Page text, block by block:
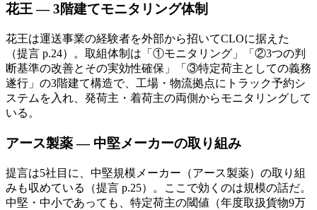
花王 — 3階建てモニタリング体制
花王は運送事業の経験者を外部から招いてCLOに据えた
（提言 p.24）。取組体制は「①モニタリング」「②3つの判
断基準の改善とその実効性確保」「③特定荷主としての義務
遂行」の3階建て構造で、工場・物流拠点にトラック予約シ
ステムを入れ、発荷主・着荷主の両側からモニタリングして
いる。
アース製薬 — 中堅メーカーの取り組み
提言は5社目に、中堅規模メーカー（アース製薬）の取り組
みも収めている（提言 p.25）。ここで効くのは規模の話だ。
中堅・中小であっても、特定荷主の閾値（年度取扱貨物9万